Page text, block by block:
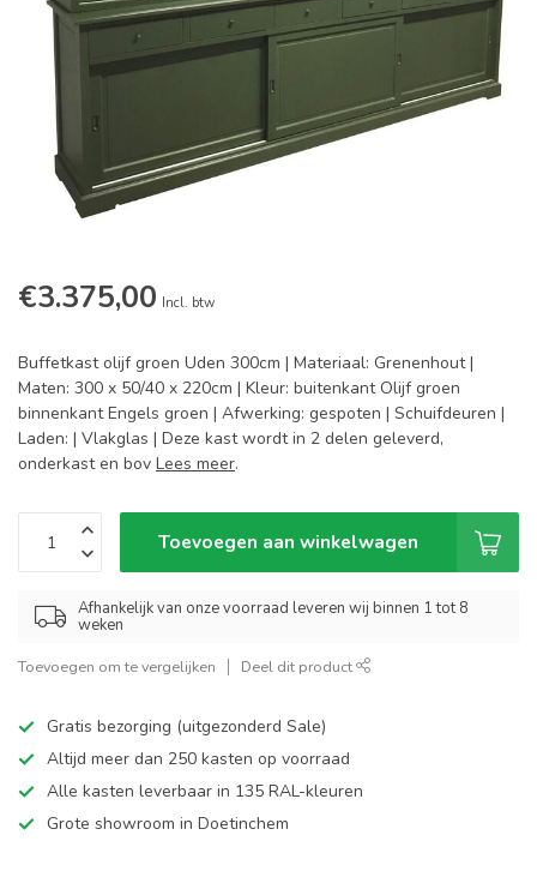
€3.375,00 Incl. btw
Buffetkast olijf groen Uden 300cm | Materiaal: Grenenhout |
Maten: 300 x 50/40 x 220cm | Kleur: buitenkant Olijf groen
binnenkant Engels groen | Afwerking: gespoten | Schuifdeuren |
Laden: | Vlakglas | Deze kast wordt in 2 delen geleverd,
onderkast en bov Lees meer.
Toevoegen aan winkelwagen
Afhankelijk van onze voorraad leveren wij binnen 1 tot 8
weken
Toevoegen om te vergelijken Deel dit product
Gratis bezorging (uitgezonderd Sale)
Altijd meer dan 250 kasten op voorraad
Alle kasten leverbaar in 135 RAL-kleuren
Grote showroom in Doetinchem